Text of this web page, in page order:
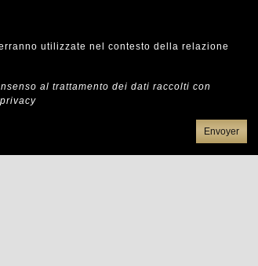
utilizzate nel contesto della relazione
al trattamento dei dati raccolti con
Envoyer